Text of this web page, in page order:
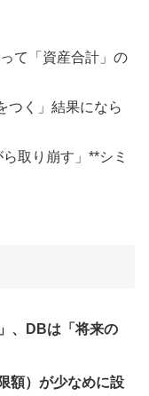
て「資産合計」の
つく」結果になら
取り崩す」**シミ
、DBは「将来の
額）が少なめに設